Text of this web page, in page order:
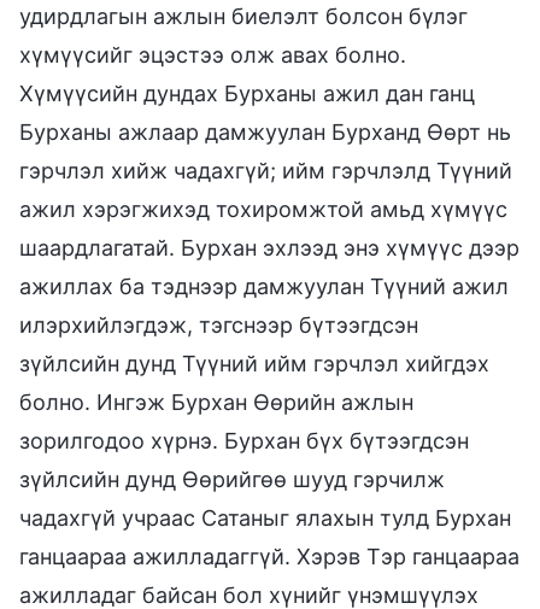
удирдлагын ажлын биелэлт болсон бүлэг
хүмүүсийг эцэстээ олж авах болно.
Хүмүүсийн дундах Бурханы ажил дан ганц
Бурханы ажлаар дамжуулан Бурханд Өөрт нь
гэрчлэл хийж чадахгүй; ийм гэрчлэлд Түүний
ажил хэрэгжихэд тохиромжтой амьд хүмүүс
шаардлагатай. Бурхан эхлээд энэ хүмүүс дээр
ажиллах ба тэднээр дамжуулан Түүний ажил
илэрхийлэгдэж, тэгснээр бүтээгдсэн
зүйлсийн дунд Түүний ийм гэрчлэл хийгдэх
болно. Ингэж Бурхан Өөрийн ажлын
зорилгодоо хүрнэ. Бурхан бүх бүтээгдсэн
зүйлсийн дунд Өөрийгөө шууд гэрчилж
чадахгүй учраас Сатаныг ялахын тулд Бурхан
ганцаараа ажилладаггүй. Хэрэв Тэр ганцаараа
ажилладаг байсан бол хүнийг үнэмшүүлэх